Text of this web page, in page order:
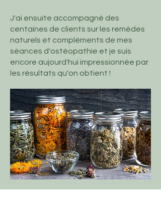
J'ai ensuite accompagné des
centaines de clients sur les remèdes
naturels et compléments de mes
séances d'ostéopathie et je suis
encore aujourd'hui impressionnée par
les résultats qu'on obtient !